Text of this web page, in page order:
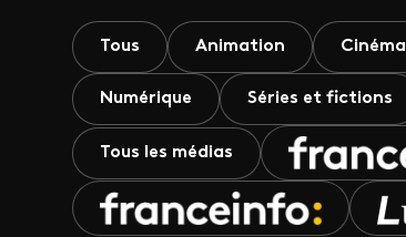
Tous Animation Cinéma
Numérique Séries et fictions
Tous les médias